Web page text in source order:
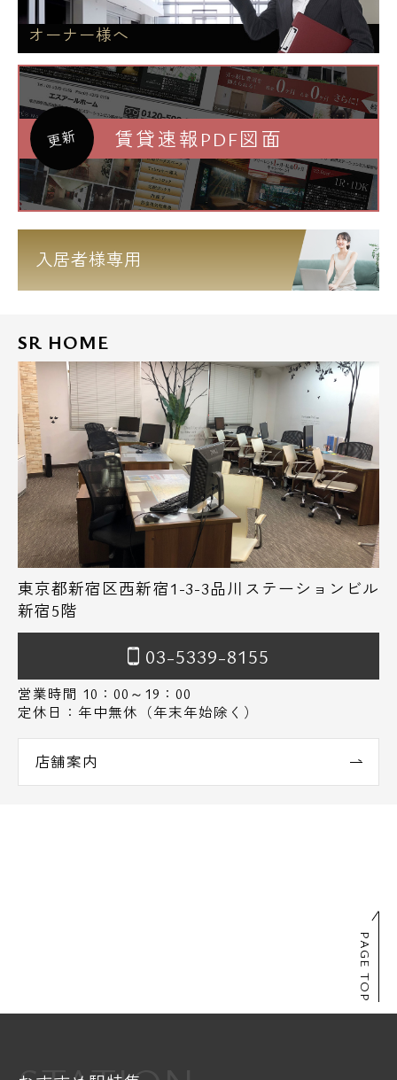
オーナー様へ
更新 賃貸速報PDF図面
入居者様専用
SR HOME
東京都新宿区西新宿1-3-3品川ステーションビル
新宿5階
03-5339-8155
営業時間 10：00～19：00
定休日：年中無休（年末年始除く）
店舗案内
PAGE TOP